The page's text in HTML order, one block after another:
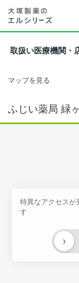
取扱い医療機関・
マップを見る
ふじい薬局 緑
特異なアクセスが
す
›